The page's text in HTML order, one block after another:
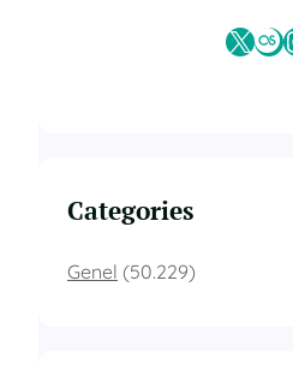
X Last.fm
Categories
Genel (50.229)